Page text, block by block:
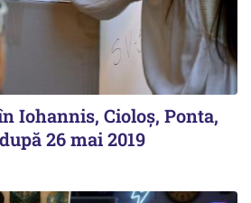
Iohannis, Cioloș, Ponta,
26 mai 2019